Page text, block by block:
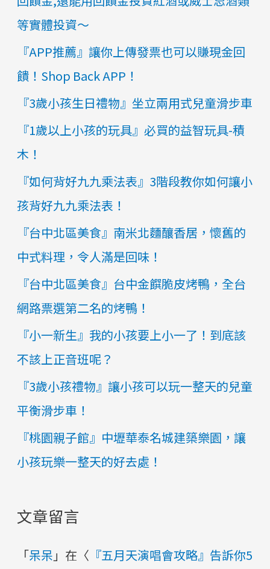
等實體投資～
『APP推薦』讓你上傳發票也可以賺現金回
饋！Shop Back APP！
『3歲小孩生日禮物』​​​​坐立兩用式兒童滑步車
『1歲以上小孩的玩具』必買的益智玩具-積
木！
『如何背好九九乘法表』3階段教你如何讓小
孩背好九九乘法表！
『台中北區美食』南米北麵釀香居，懷舊的
中式料理，令人滿是回味！
『台中北區美食』台中金饌脆皮烤鴨，全台
網路票選第二名的烤鴨！
『小一新生』我的小孩要上小一了！到底該
不該上正音班呢？
『3歲小孩禮物』讓小孩可以玩一整天的兒童
平衡滑步車！
『桃園親子館』中壢華泰名城建築樂園，讓
小孩玩樂一整天的好去處！
文章留言
「呆呆 」在〈 『五月天演唱會攻略』告訴你5